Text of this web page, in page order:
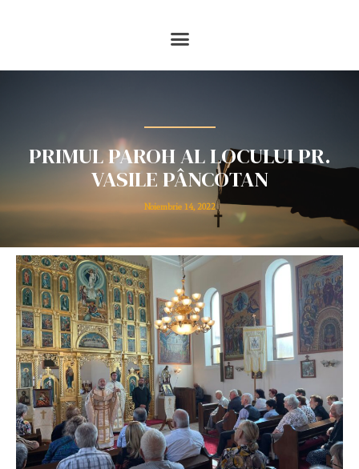
PRIMUL PAROH AL LOCULUI PR.
VASILE PÂNCOTAN
Noiembrie 14, 2022